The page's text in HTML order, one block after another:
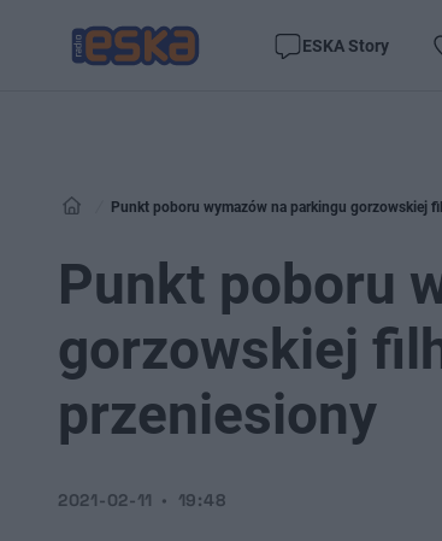
ESKA Story
Punkt poboru wymazów na parkingu gorzowskiej
Punkt poboru
gorzowskiej
przeniesiony
2021-02-11 19:48